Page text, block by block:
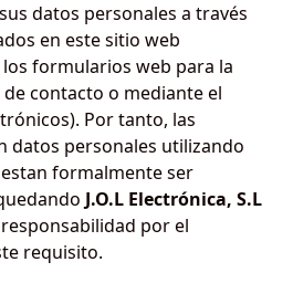
datos personales a través
en este sitio web
formularios web para la
contacto o mediante el
Por tanto, las
datos personales utilizando
formalmente ser
J.O.L Electrónica, S.L
por el
requisito.